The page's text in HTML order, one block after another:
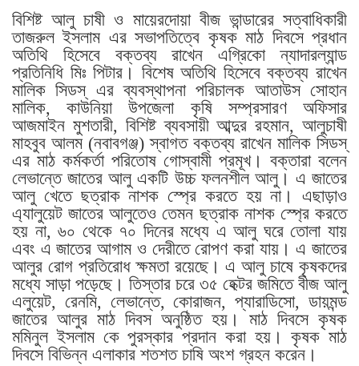
বিশিষ্ট আলু চাষী ও মায়েরদোয়া বীজ ভান্ডারের সত্বাধিকারী
তাজরুল ইসলাম এর সভাপতিত্বে কৃষক মাঠ দিবসে প্রধান
অতিথি হিসেবে বক্তব্য রাখেন এগ্রিকো ন্যাদারল্যান্ড
প্রতিনিধি মিঃ পিটার। বিশেষ অতিথি হিসেবে বক্তব্য রাখেন
মালিক সিডস্ এর ব্যবস্থাপনা পরিচালক আতাউস সোহান
মালিক, কাউনিয়া উপজেলা কৃষি সম্প্রসারণ অফিসার
আজমাইন মুশতারী, বিশিষ্ট ব্যবসায়ী আব্দুর রহমান, আলুচাষী
মাহবুব আলম (নবাবগঞ্জ) স্বাগত বক্তব্য রাখেন মালিক সিডস্
এর মাঠ কর্মকর্তা পরিতোষ গোস্বামী প্রমূখ। বক্তারা বলেন
লেভান্তে জাতের আলু একটি উচ্চ ফলনশীল আলু। এ জাতের
আলু খেতে ছত্রাক নাশক স্প্রে করতে হয় না। এছাড়াও
এ্যালুয়েট জাতের আলুতেও তেমন ছত্রাক নাশক স্প্রে করতে
হয় না, ৬০ থেকে ৭০ দিনের মধ্যে এ আলু ঘরে তোলা যায়
এবং এ জাতের আগাম ও দেরীতে রোপণ করা যায়। এ জাতের
আলুর রোগ প্রতিরোধ ক্ষমতা রয়েছে। এ আলু চাষে কৃষকদের
মধ্যে সাড়া পড়েছে। তিস্তার চরে ৩৫ হেক্টর জমিতে বীজ আলু
এলুয়েট, রেনমি, লেভান্তে, কোরাজন, প্যারাডিসো, ডায়মন্ড
জাতের আলুর মাঠ দিবস অনুষ্ঠিত হয়। মাঠ দিবসে কৃষক
মমিনুল ইসলাম কে পুরস্কার প্রদান করা হয়। কৃষক মাঠ
দিবসে বিভিন্ন এলাকার শতশত চাষি অংশ গ্রহন করেন।